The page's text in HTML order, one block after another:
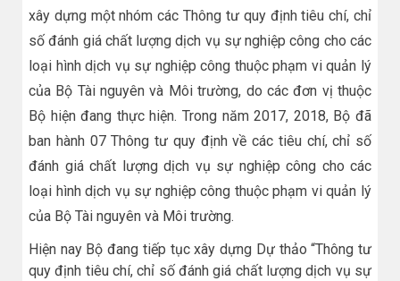
xây dựng một nhóm các Thông tư quy định tiêu chí, chỉ
số đánh giá chất lượng dịch vụ sự nghiệp công cho các
loại hình dịch vụ sự nghiệp công thuộc phạm vi quản lý
của Bộ Tài nguyên và Môi trường, do các đơn vị thuộc
Bộ hiện đang thực hiện. Trong năm 2017, 2018, Bộ đã
ban hành 07 Thông tư quy định về các tiêu chí, chỉ số
đánh giá chất lượng dịch vụ sự nghiệp công cho các
loại hình dịch vụ sự nghiệp công thuộc phạm vi quản lý
của Bộ Tài nguyên và Môi trường.
Hiện nay Bộ đang tiếp tục xây dựng Dự thảo “Thông tư
quy định tiêu chí, chỉ số đánh giá chất lượng dịch vụ sự